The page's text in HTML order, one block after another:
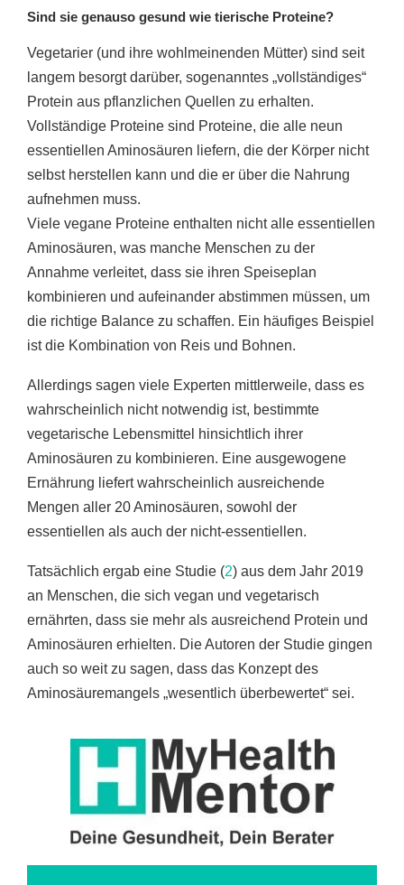
Sind sie genauso gesund wie tierische Proteine?
Vegetarier (und ihre wohlmeinenden Mütter) sind seit
langem besorgt darüber, sogenanntes „vollständiges“
Protein aus pflanzlichen Quellen zu erhalten.
Vollständige Proteine sind Proteine, die alle neun
essentiellen Aminosäuren liefern, die der Körper nicht
selbst herstellen kann und die er über die Nahrung
aufnehmen muss.
Viele vegane Proteine enthalten nicht alle essentiellen
Aminosäuren, was manche Menschen zu der
Annahme verleitet, dass sie ihren Speiseplan
kombinieren und aufeinander abstimmen müssen, um
die richtige Balance zu schaffen. Ein häufiges Beispiel
ist die Kombination von Reis und Bohnen.
Allerdings sagen viele Experten mittlerweile, dass es
wahrscheinlich nicht notwendig ist, bestimmte
vegetarische Lebensmittel hinsichtlich ihrer
Aminosäuren zu kombinieren. Eine ausgewogene
Ernährung liefert wahrscheinlich ausreichende
Mengen aller 20 Aminosäuren, sowohl der
essentiellen als auch der nicht-essentiellen.
Tatsächlich ergab eine Studie (2) aus dem Jahr 2019
an Menschen, die sich vegan und vegetarisch
ernährten, dass sie mehr als ausreichend Protein und
Aminosäuren erhielten. Die Autoren der Studie gingen
auch so weit zu sagen, dass das Konzept des
Aminosäuremangels „wesentlich überbewertet“ sei.